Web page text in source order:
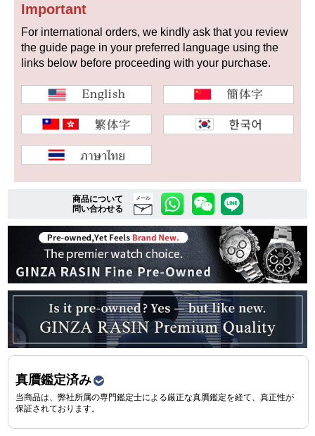
新品
中古品 アンティーク品
WEB限定品 SALE
複数条件で商品を絞り込む
詳細検索はこちら
ご利用ガイド
GINZA RASINのプレミアムクオリティについて
送料・お支払方法
ショッピングローンの流れ
よくある質問
お問い合わせ
Important
For international orders, we kindly ask that you review
the guide page in your preferred language using the
links below before proceeding with your purchase.
商品について
問い合わせる
メール
真贋鑑定済み
当商品は、弊社所属の専門鑑定士による厳正な真贋鑑定を経て、真正性が
保証されております。